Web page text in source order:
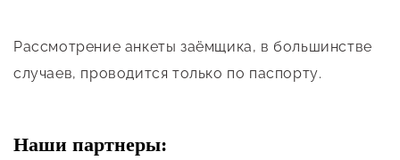
Рассмотрение анкеты заёмщика, в большинстве
случаев, проводится только по паспорту.
Наши партнеры: